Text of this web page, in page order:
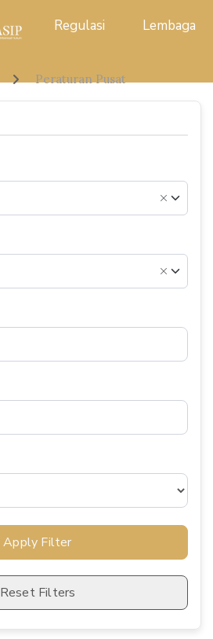
Regulasi Lembaga
Peraturan Pusat
×
×
Apply Filter
Reset Filters